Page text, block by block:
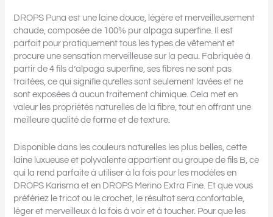
DROPS Puna est une laine douce, légère et merveilleusement
chaude, composée de 100% pur alpaga superfine. Il est
parfait pour pratiquement tous les types de vêtement et
procure une sensation merveilleuse sur la peau. Fabriquée à
partir de 4 fils d’alpaga superfine, ses fibres ne sont pas
traitées, ce qui signifie qu’elles sont seulement lavées et ne
sont exposées à aucun traitement chimique. Cela met en
valeur les propriétés naturelles de la fibre, tout en offrant une
meilleure qualité de forme et de texture.
Disponible dans les couleurs naturelles les plus belles, cette
laine luxueuse et polyvalente appartient au groupe de fils B, ce
qui la rend parfaite à utiliser à la fois pour les modèles en
DROPS Karisma et en DROPS Merino Extra Fine. Et que vous
préfériez le tricot ou le crochet, le résultat sera confortable,
léger et merveilleux à la fois à voir et à toucher. Pour que les